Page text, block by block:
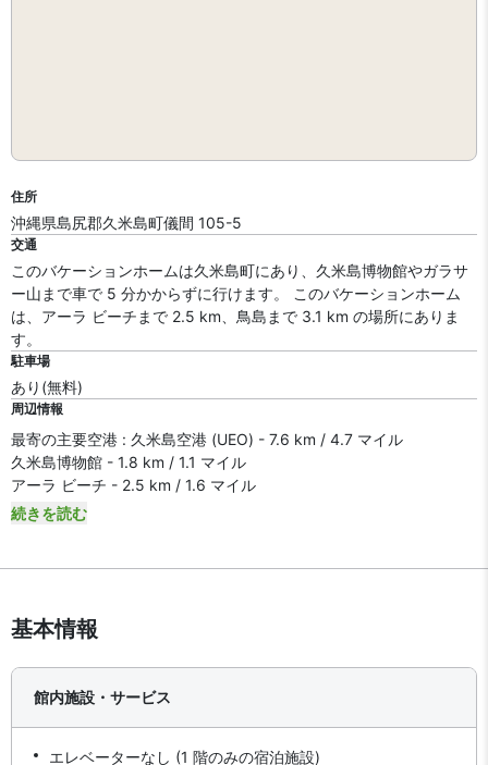
住所
沖縄県島尻郡久米島町儀間 105-5
交通
このバケーションホームは久米島町にあり、久米島博物館やガラサ
ー山まで車で 5 分かからずに行けます。 このバケーションホーム
は、アーラ ビーチまで 2.5 km、鳥島まで 3.1 km の場所にありま
す。
駐車場
あり(無料)
周辺情報
最寄の主要空港 : 久米島空港 (UEO) - 7.6 km / 4.7 マイル
久米島博物館 - 1.8 km / 1.1 マイル
アーラ ビーチ - 2.5 km / 1.6 マイル
続きを読む
基本情報
館内施設・サービス
エレベーターなし (1 階のみの宿泊施設)